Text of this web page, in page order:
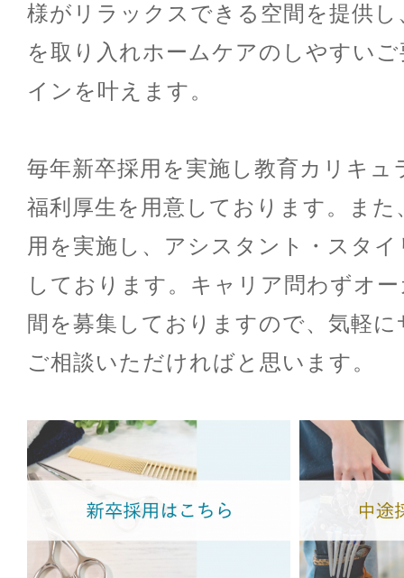
様がリラックスできる空間を提供し
を取り入れホームケアのしやすい
インを叶えます。
毎年新卒採用を実施し教育カリキュ
福利厚生を用意しております。また
用を実施し、アシスタント・スタ
しております。キャリア問わずオ
間を募集しておりますので、気軽
ご相談いただければと思います。